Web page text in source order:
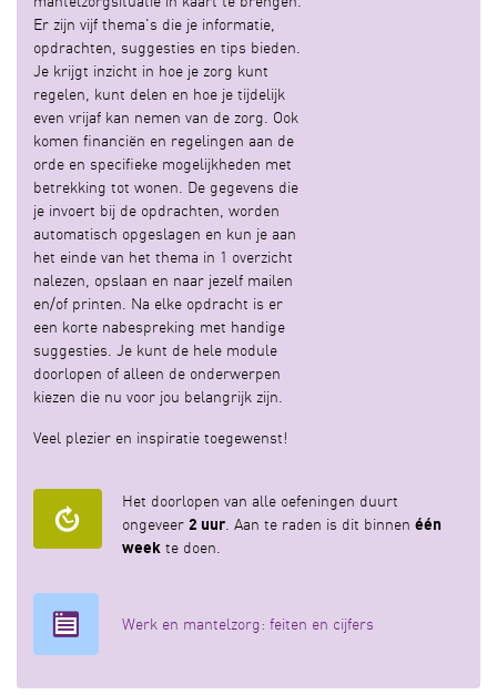
Er zijn vijf thema's die je informatie,
opdrachten, suggesties en tips bieden.
Je krijgt inzicht in hoe je zorg kunt
regelen, kunt delen en hoe je tijdelijk
even vrijaf kan nemen van de zorg. Ook
komen financiën en regelingen aan de
orde en specifieke mogelijkheden met
betrekking tot wonen. De gegevens die
je invoert bij de opdrachten, worden
automatisch opgeslagen en kun je aan
het einde van het thema in 1 overzicht
nalezen, opslaan en naar jezelf mailen
en/of printen. Na elke opdracht is er
een korte nabespreking met handige
suggesties. Je kunt de hele module
doorlopen of alleen de onderwerpen
kiezen die nu voor jou belangrijk zijn.
Veel plezier en inspiratie toegewenst!
Het doorlopen van alle oefeningen duurt
ongeveer 2 uur . Aan te raden is dit binnen één
week te doen.
Werk en mantelzorg: feiten en cijfers